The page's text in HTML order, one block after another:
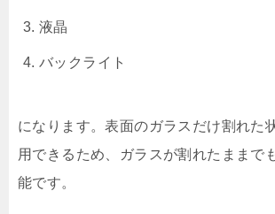
液晶
バックライト
になります。表面のガラスだけ割れた
用できるため、ガラスが割れたままで
能です。